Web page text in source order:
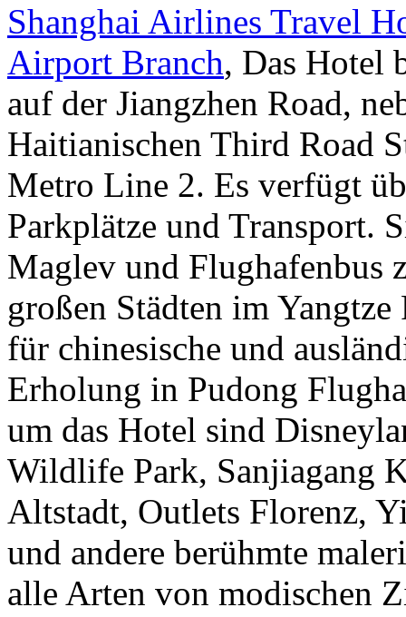
Shanghai Airlines Travel
Airport Branch, Das Hotel
auf der Jiangzhen Road,
Haitianischen Third Road
Metro Line 2. Es verfügt
Parkplätze und Transport.
Maglev und Flughafenbus
großen Städten im
für chinesische und
Erholung in Pudong
um das Hotel sind
Wildlife Park, Sanjiagang
Altstadt, Outlets Florenz,
und andere berühmte
alle Arten von modischen